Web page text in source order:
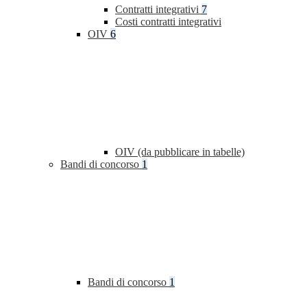
Contratti integrativi 7
Costi contratti integrativi
OIV 6
OIV (da pubblicare in tabelle)
Bandi di concorso 1
Bandi di concorso 1